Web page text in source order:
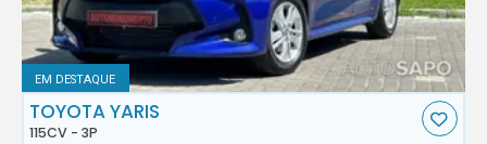
EM DESTAQUE
TOYOTA YARIS
115CV - 3P